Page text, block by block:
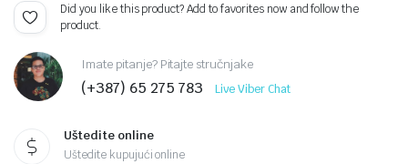
Did you like this product? Add to favorites now and follow the
product.
Imate pitanje? Pitajte stručnjake
(+387) 65 275 783 Live Viber Chat
Uštedite online
Uštedite kupujući online